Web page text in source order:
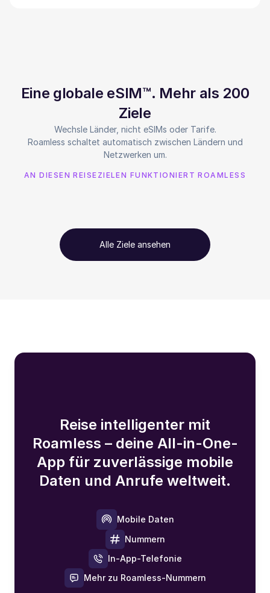
Eine globale eSIM™. Mehr als 200
Ziele
Wechsle Länder, nicht eSIMs oder Tarife.
Roamless schaltet automatisch zwischen Ländern und
Netzwerken um.
AN DIESEN REISEZIELEN FUNKTIONIERT ROAMLESS
Alle Ziele ansehen
Reise intelligenter mit
Roamless – deine All-in-One-
App für zuverlässige mobile
Daten und Anrufe weltweit.
Mobile Daten
Nummern
In-App-Telefonie
Mehr zu Roamless-Nummern